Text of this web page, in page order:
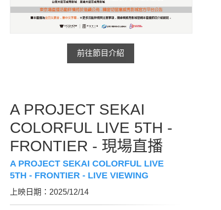
前往節目介紹
A PROJECT SEKAI
COLORFUL LIVE 5TH -
FRONTIER - 現場直播
A PROJECT SEKAI COLORFUL LIVE
5TH - FRONTIER - LIVE VIEWING
上映日期：2025/12/14
商家介紹
商場活動
加入iShow
會員活動